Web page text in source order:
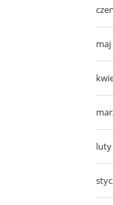
maj
luty